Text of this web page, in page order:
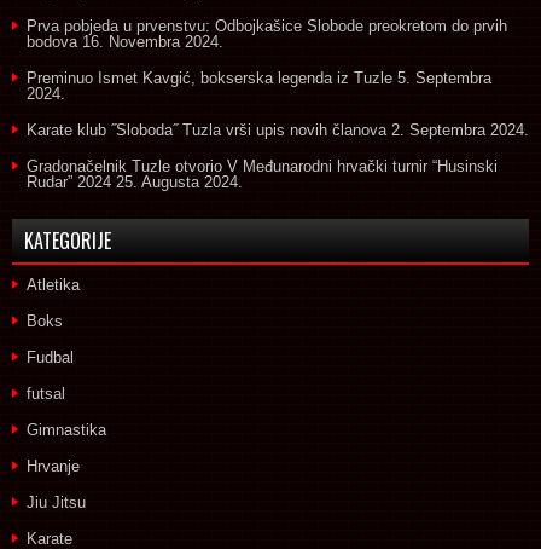
Prva pobjeda u prvenstvu: Odbojkašice Slobode preokretom do prvih
bodova 16. Novembra 2024.
Preminuo Ismet Kavgić, bokserska legenda iz Tuzle 5. Septembra
2024.
Karate klub ˝Sloboda˝ Tuzla vrši upis novih članova 2. Septembra 2024.
Gradonačelnik Tuzle otvorio V Međunarodni hrvački turnir “Husinski
Rudar” 2024 25. Augusta 2024.
KATEGORIJE
Atletika
Boks
Fudbal
futsal
Gimnastika
Hrvanje
Jiu Jitsu
Karate